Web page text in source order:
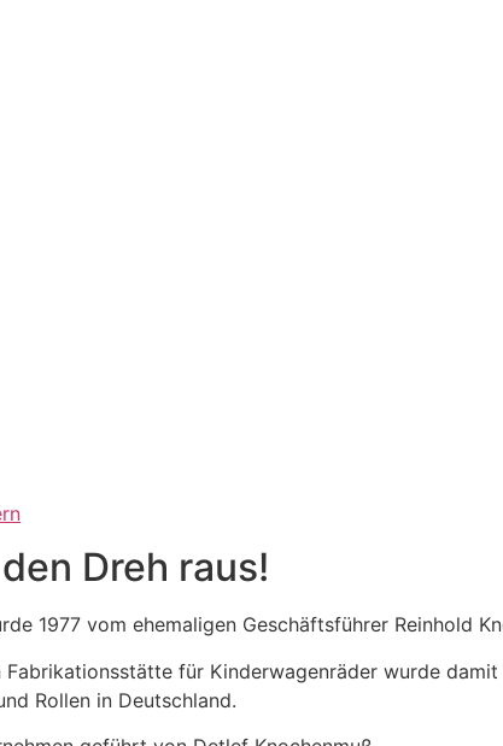
Dreh raus!
1977 vom ehemaligen Geschäftsführer Reinhold
Fabrikationsstätte für Kinderwagenräder wurde
Rollen in Deutschland.